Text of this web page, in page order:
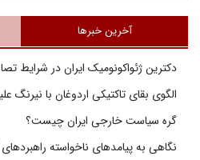
آخرین خبرها
دکترین ژئواکونومیک ایران در شرایط
الگوی بقای تاکتیکی اردوغان با نیرنگ
گره سیاست خارجی ایران چیست؟
نگاهی به پیامدهای ناخواسته راهبردهای